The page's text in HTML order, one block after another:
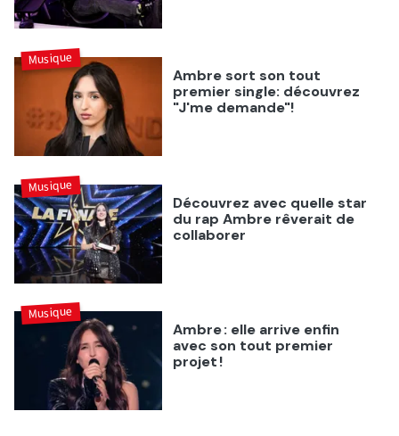
Ambre sort son tout
premier single: découvrez
"J'me demande"!
Musique
Découvrez avec quelle star
du rap Ambre rêverait de
collaborer
Musique
Ambre : elle arrive enfin
avec son tout premier
projet !
Musique